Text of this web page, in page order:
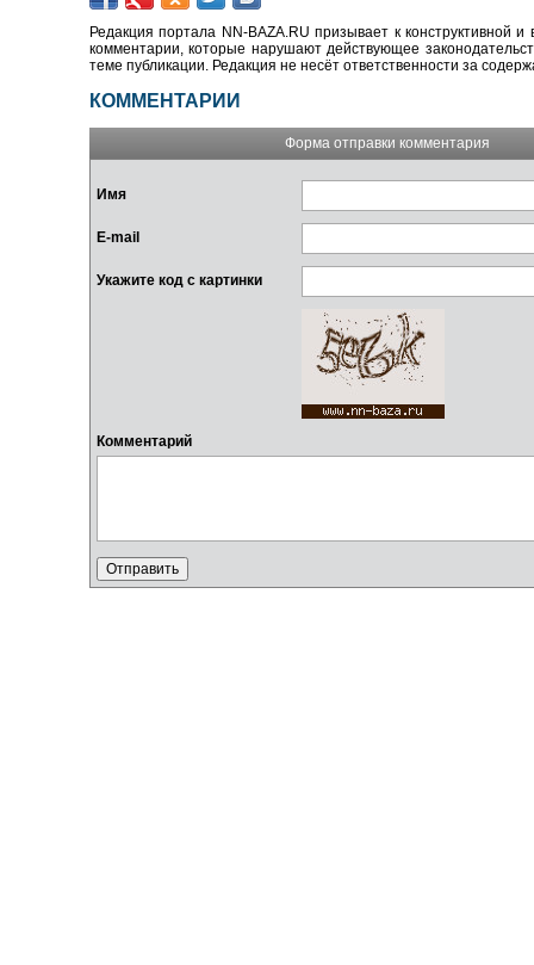
Редакция портала NN-BAZA.RU призывает к конструктивной
комментарии, которые нарушают действующее
теме публикации. Редакция не несёт ответственности за
КОММЕНТАРИИ
Форма отправки комментария
Имя
E-mail
Укажите код с картинки
Комментарий